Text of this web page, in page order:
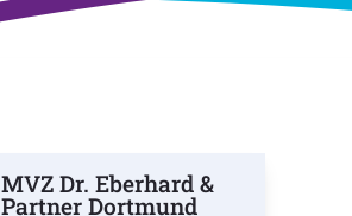
MVZ Dr. Eberhard &
Partner Dortmund